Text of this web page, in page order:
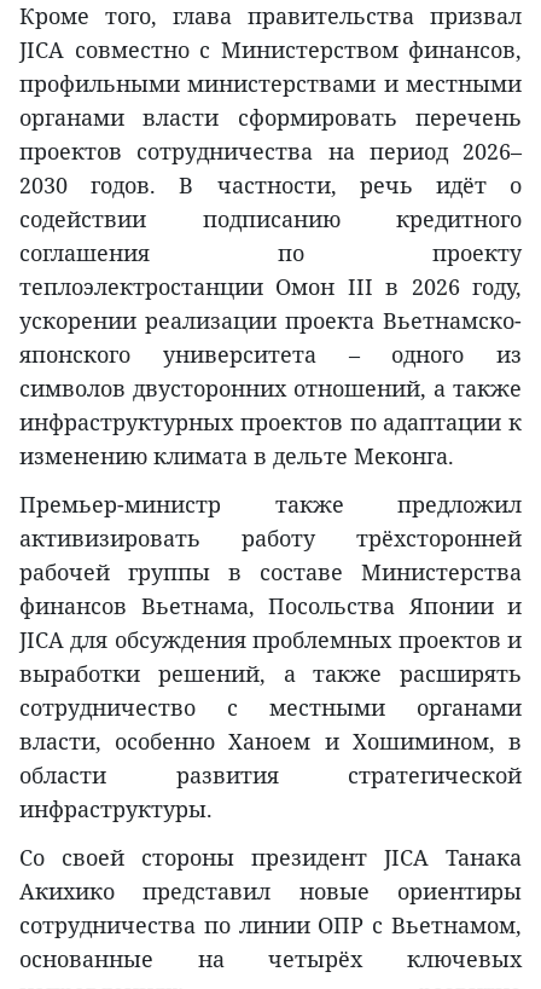
Кроме того, глава правительства призвал
JICA совместно с Министерством финансов,
профильными министерствами и местными
органами власти сформировать перечень
проектов сотрудничества на период 2026–
2030 годов. В частности, речь идёт о
содействии подписанию кредитного
соглашения по проекту
теплоэлектростанции Омон III в 2026 году,
ускорении реализации проекта Вьетнамско-
японского университета – одного из
символов двусторонних отношений, а также
инфраструктурных проектов по адаптации к
изменению климата в дельте Меконга.
Премьер-министр также предложил
активизировать работу трёхсторонней
рабочей группы в составе Министерства
финансов Вьетнама, Посольства Японии и
JICA для обсуждения проблемных проектов и
выработки решений, а также расширять
сотрудничество с местными органами
власти, особенно Ханоем и Хошимином, в
области развития стратегической
инфраструктуры.
Со своей стороны президент JICA Танака
Акихико представил новые ориентиры
сотрудничества по линии ОПР с Вьетнамом,
основанные на четырёх ключевых